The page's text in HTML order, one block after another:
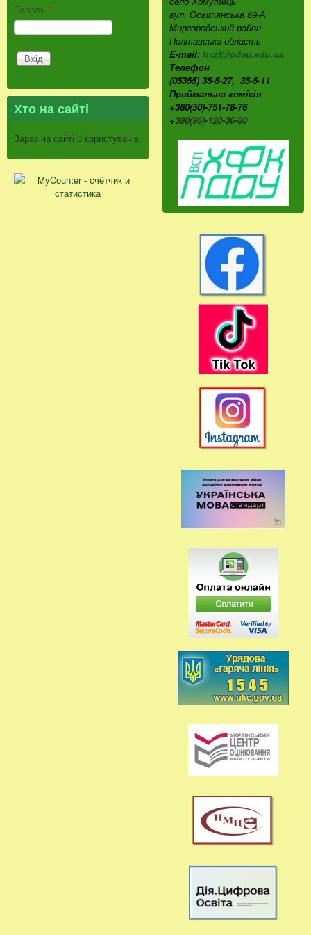
Пароль *
Хто на сайті
Зараз на сайті 0 користувачів.
вул. Освітянська 69-А
Миргородський район
Полтавська область
E-mail: hvzt@pdau.edu.ua
Телефон
(05355) 35-5-27, 35-5-11
Приймальна комісія
+380(50)-751-78-76
+380(96)-120-36-80